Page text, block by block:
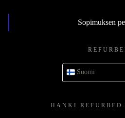
Sopimuksen
Suomi
HANKI